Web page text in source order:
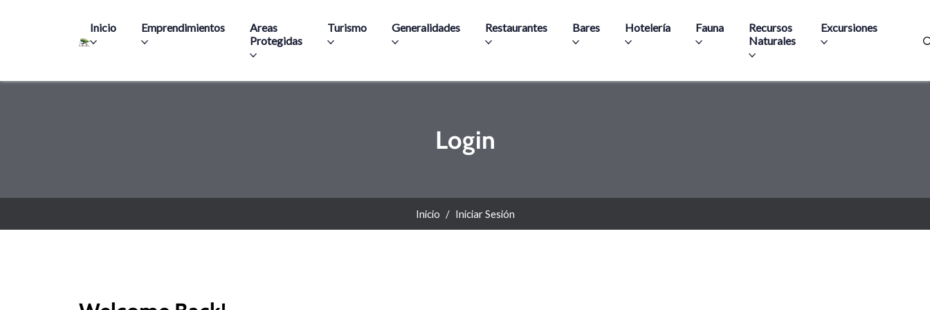
Inicio Emprendimientos
Areas
Protegidas
Turismo Generalidades Restaurantes Bares Hotelería Fauna
Recursos
Naturales
Excursiones
Login
Inicio Iniciar Sesión